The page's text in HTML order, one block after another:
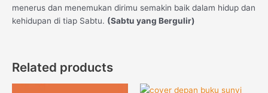
menerus dan menemukan dirimu semakin baik dalam hidup dan
kehidupan di tiap Sabtu. (Sabtu yang Bergulir)
Related products